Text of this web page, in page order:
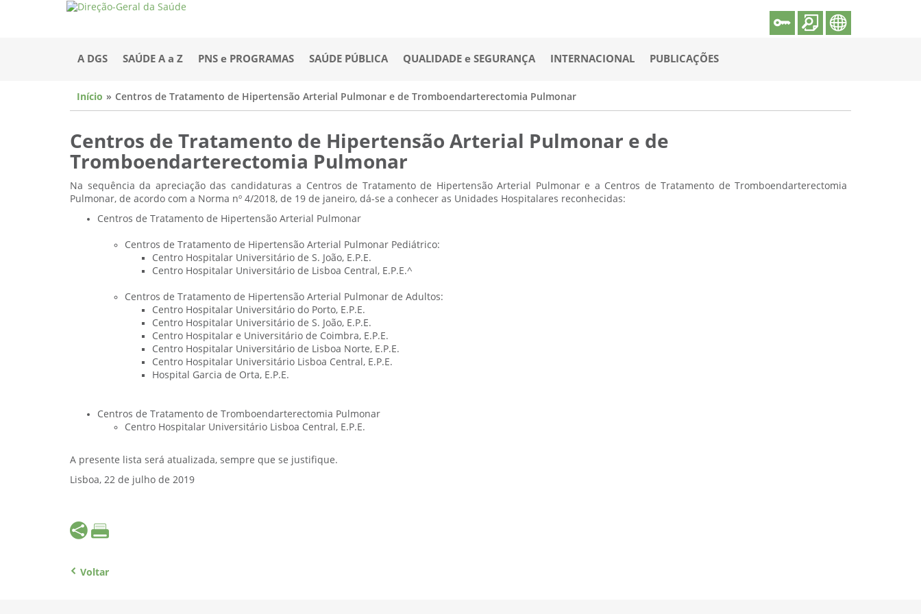
A DGS SAÚDE A a Z PNS e PROGRAMAS SAÚDE PÚBLICA QUALIDADE e SEGURANÇA INTERNACIONAL PUBLICAÇÕES
Início Centros de Tratamento de Hipertensão Arterial Pulmonar e de Tromboendarterectomia Pulmonar
Centros de Tratamento de Hipertensão Arterial Pulmonar e de
Tromboendarterectomia Pulmonar
Na sequência da apreciação das candidaturas a Centros de Tratamento de Hipertensão Arterial Pulmonar e a Centros de Tratamento de Tromboendarterectomia
Pulmonar, de acordo com a Norma nº 4/2018, de 19 de janeiro, dá-se a conhecer as Unidades Hospitalares reconhecidas:
Centros de Tratamento de Hipertensão Arterial Pulmonar
Centros de Tratamento de Hipertensão Arterial Pulmonar Pediátrico:
Centro Hospitalar Universitário de S. João, E.P.E.
Centro Hospitalar Universitário de Lisboa Central, E.P.E.^
Centros de Tratamento de Hipertensão Arterial Pulmonar de Adultos:
Centro Hospitalar Universitário do Porto, E.P.E.
Centro Hospitalar Universitário de S. João, E.P.E.
Centro Hospitalar e Universitário de Coimbra, E.P.E.
Centro Hospitalar Universitário de Lisboa Norte, E.P.E.
Centro Hospitalar Universitário Lisboa Central, E.P.E.
Hospital Garcia de Orta, E.P.E.
Centros de Tratamento de Tromboendarterectomia Pulmonar
Centro Hospitalar Universitário Lisboa Central, E.P.E.
A presente lista será atualizada, sempre que se justifique.
Lisboa, 22 de julho de 2019
Voltar